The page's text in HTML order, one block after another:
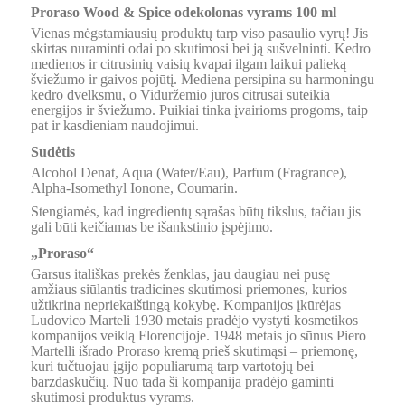
Proraso Wood & Spice odekolonas vyrams 100 ml
Vienas mėgstamiausių produktų tarp viso pasaulio vyrų! Jis
skirtas nuraminti odai po skutimosi bei ją sušvelninti. Kedro
medienos ir citrusinių vaisių kvapai ilgam laikui palieką
šviežumo ir gaivos pojūtį. Mediena persipina su harmoningu
kedro dvelksmu, o Viduržemio jūros citrusai suteikia
energijos ir šviežumo. Puikiai tinka įvairioms progoms, taip
pat ir kasdieniam naudojimui.
Sudėtis
Alcohol Denat, Aqua (Water/Eau), Parfum (Fragrance),
Alpha-Isomethyl Ionone, Coumarin.
Stengiamės, kad ingredientų sąrašas būtų tikslus, tačiau jis
gali būti keičiamas be išankstinio įspėjimo.
„Proraso“
Garsus itališkas prekės ženklas, jau daugiau nei pusę
amžiaus siūlantis tradicines skutimosi priemones, kurios
užtikrina nepriekaištingą kokybę. Kompanijos įkūrėjas
Ludovico Marteli 1930 metais pradėjo vystyti kosmetikos
kompanijos veiklą Florencijoje. 1948 metais jo sūnus Piero
Martelli išrado Proraso kremą prieš skutimąsi – priemonę,
kuri tučtuojau įgijo populiarumą tarp vartotojų bei
barzdaskučių. Nuo tada ši kompanija pradėjo gaminti
skutimosi produktus vyrams.